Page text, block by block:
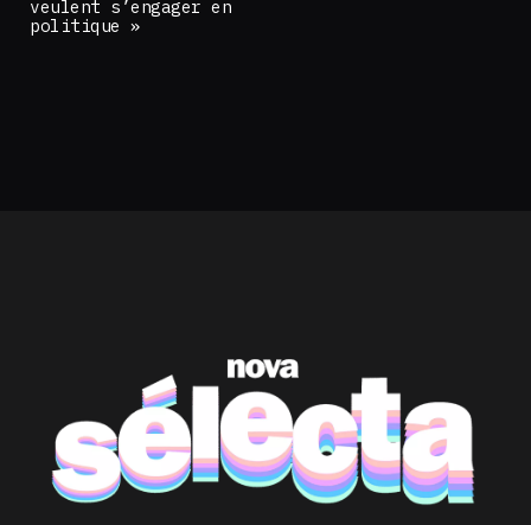
veulent s’engager en
politique »